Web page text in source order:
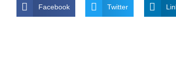
Facebook Twitter